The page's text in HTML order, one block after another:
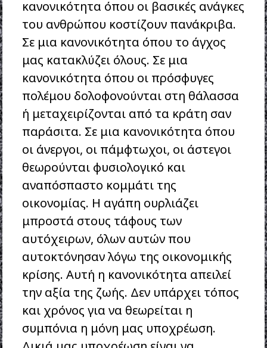
κανονικότητα όπου οι βασικές ανάγκες
του ανθρώπου κοστίζουν πανάκριβα.
Σε μια κανονικότητα όπου το άγχος
μας κατακλύζει όλους. Σε μια
κανονικότητα όπου οι πρόσφυγες
πολέμου δολοφονούνται στη θάλασσα
ή μεταχειρίζονται από τα κράτη σαν
παράσιτα. Σε μια κανονικότητα όπου
οι άνεργοι, οι πάμφτωχοι, οι άστεγοι
θεωρούνται φυσιολογικό και
αναπόσπαστο κομμάτι της
οικονομίας. Η αγάπη ουρλιάζει
μπροστά στους τάφους των
αυτόχειρων, όλων αυτών που
αυτοκτόνησαν λόγω της οικονομικής
κρίσης. Αυτή η κανονικότητα απειλεί
την αξία της ζωής. Δεν υπάρχει τόπος
και χρόνος για να θεωρείται η
συμπόνια η μόνη μας υποχρέωση.